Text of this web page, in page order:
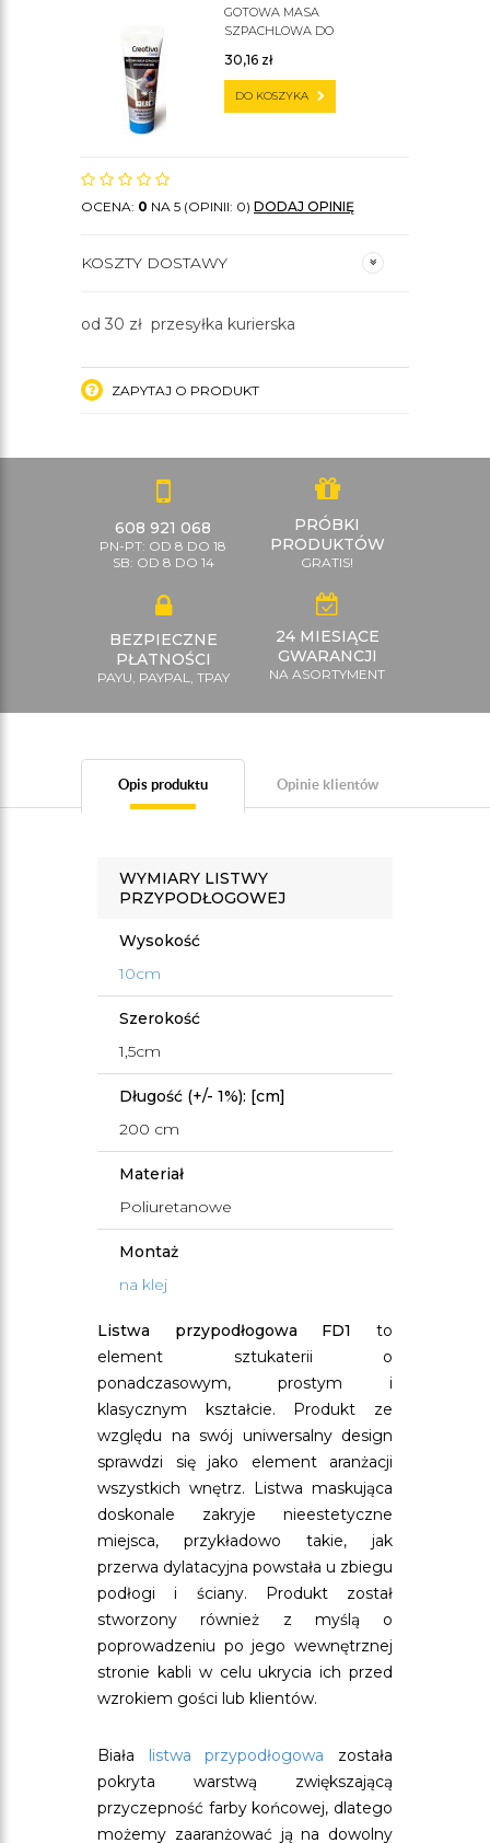
GOTOWA MASA
SZPACHLOWA DO
30,16 zł
DO KOSZYKA
OCENA: 0 NA 5 (OPINII: 0) DODAJ OPINIĘ
KOSZTY DOSTAWY
od 30 zł przesyłka kurierska
ZAPYTAJ O PRODUKT
608 921 068
PN-PT: OD 8 DO 18
SB: OD 8 DO 14
PRÓBKI
PRODUKTÓW
GRATIS!
BEZPIECZNE
PŁATNOŚCI
PAYU, PAYPAL, TPAY
24 MIESIĄCE
GWARANCJI
NA ASORTYMENT
Opis produktu Opinie klientów
WYMIARY LISTWY
PRZYPODŁOGOWEJ
Wysokość
10cm
Szerokość
1,5cm
Długość (+/- 1%): [cm]
200 cm
Materiał
Poliuretanowe
Montaż
na klej
Listwa przypodłogowa FD1 to
element sztukaterii o
ponadczasowym, prostym i
klasycznym kształcie. Produkt ze
względu na swój uniwersalny design
sprawdzi się jako element aranżacji
wszystkich wnętrz. Listwa maskująca
doskonale zakryje nieestetyczne
miejsca, przykładowo takie, jak
przerwa dylatacyjna powstała u zbiegu
podłogi i ściany. Produkt został
stworzony również z myślą o
poprowadzeniu po jego wewnętrznej
stronie kabli w celu ukrycia ich przed
wzrokiem gości lub klientów.
Biała listwa przypodłogowa została
pokryta warstwą zwiększającą
przyczepność farby końcowej, dlatego
możemy zaaranżować ją na dowolny